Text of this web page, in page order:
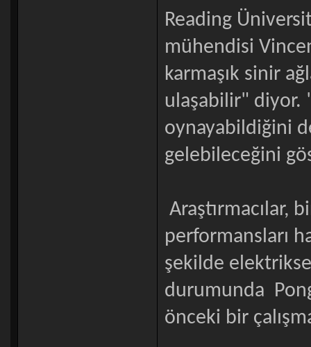
Reading
mühendisi
karmaşık sinir
ulaşabilir" diyor.
oynayabildiğini
gelebileceğini
Araştırmacılar,
performansları
şekilde
durumunda
önceki bir